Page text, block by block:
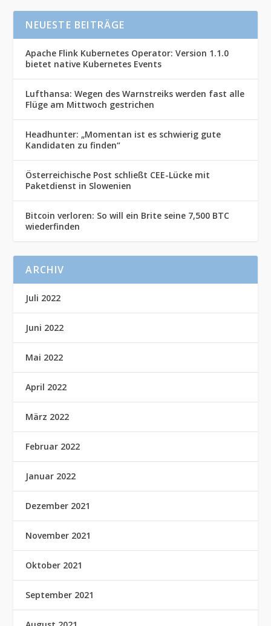
NEUESTE BEITRÄGE
Apache Flink Kubernetes Operator: Version 1.1.0
bietet native Kubernetes Events
Lufthansa: Wegen des Warnstreiks werden fast alle
Flüge am Mittwoch gestrichen
Headhunter: „Momentan ist es schwierig gute
Kandidaten zu finden“
Österreichische Post schließt CEE-Lücke mit
Paketdienst in Slowenien
Bitcoin verloren: So will ein Brite seine 7,500 BTC
wiederfinden
ARCHIV
Juli 2022
Juni 2022
Mai 2022
April 2022
März 2022
Februar 2022
Januar 2022
Dezember 2021
November 2021
Oktober 2021
September 2021